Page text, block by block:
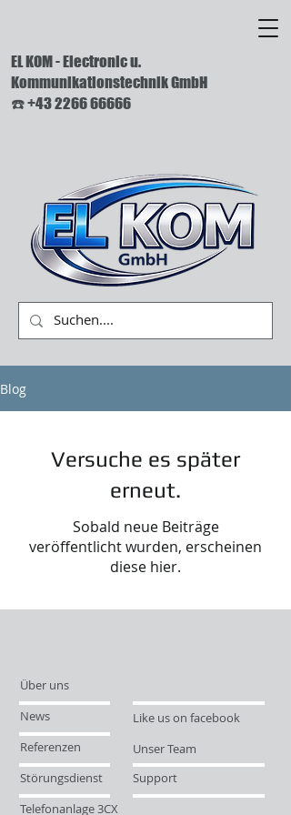
EL KOM - Electronic u.
Kommunikationstechnik GmbH
☎️ +43 2266 66666
Blog
Versuche es später
erneut.
Sobald neue Beiträge
veröffentlicht wurden, erscheinen
diese hier.
Über uns
News
Referenzen
Störungsdienst
Telefonanlage 3CX
Like us on facebook
Unser Team
Support